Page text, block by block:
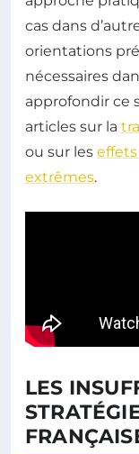
cas dans
orientations
nécessaires
approfondir ce
articles sur la
ou sur les
extrêmes.
LES